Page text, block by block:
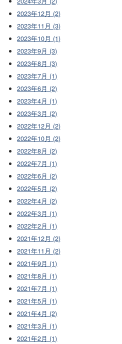
2023年12月 (2)
2023年11月 (3)
2023年10月 (1)
2023年9月 (3)
2023年8月 (3)
2023年7月 (1)
2023年6月 (2)
2023年4月 (1)
2023年3月 (2)
2022年12月 (2)
2022年10月 (2)
2022年8月 (2)
2022年7月 (1)
2022年6月 (2)
2022年5月 (2)
2022年4月 (2)
2022年3月 (1)
2022年2月 (1)
2021年12月 (2)
2021年11月 (2)
2021年9月 (1)
2021年8月 (1)
2021年7月 (1)
2021年5月 (1)
2021年4月 (2)
2021年3月 (1)
2021年2月 (1)